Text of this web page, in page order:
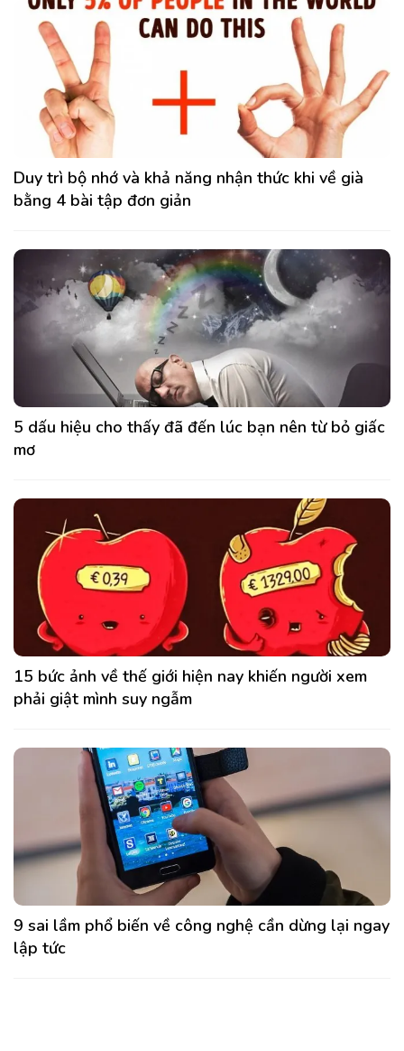
Duy trì bộ nhớ và khả năng nhận thức khi về già
bằng 4 bài tập đơn giản
5 dấu hiệu cho thấy đã đến lúc bạn nên từ bỏ giấc
mơ
15 bức ảnh về thế giới hiện nay khiến người xem
phải giật mình suy ngẫm
9 sai lầm phổ biến về công nghệ cần dừng lại ngay
lập tức